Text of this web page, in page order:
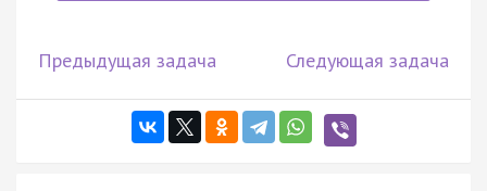
Предыдущая задача Следующая задача